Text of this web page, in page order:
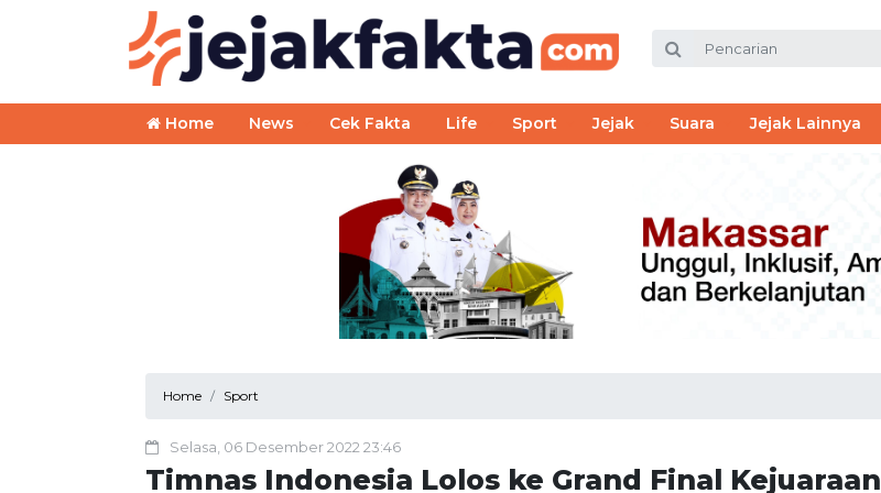
Home News Cek Fakta Life Sport Jejak Suara Jejak Lainnya
Home Sport
Selasa, 06 Desember 2022 23:46
Timnas Indonesia Lolos ke Grand Final Kejuaraan